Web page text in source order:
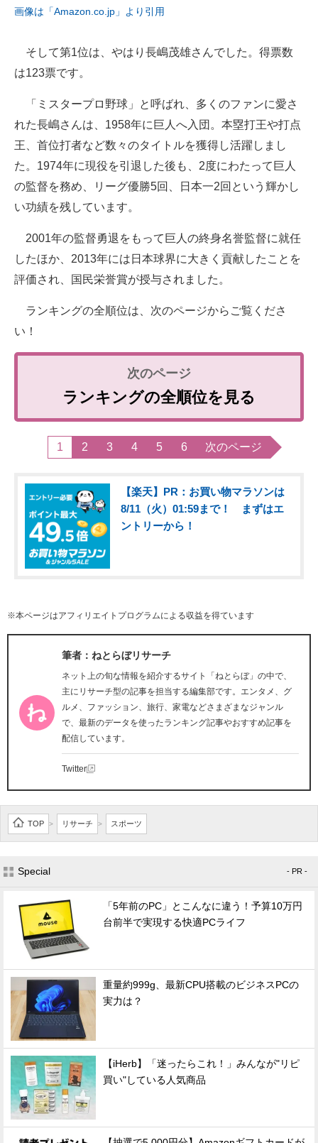
画像は「Amazon.co.jp」より引用
そして第1位は、やはり長嶋茂雄さんでした。得票数
は123票です。
「ミスタープロ野球」と呼ばれ、多くのファンに愛さ
れた長嶋さんは、1958年に巨人へ入団。本塁打王や打点
王、首位打者など数々のタイトルを獲得し活躍しまし
た。1974年に現役を引退した後も、2度にわたって巨人
の監督を務め、リーグ優勝5回、日本一2回という輝かし
い功績を残しています。
2001年の監督勇退をもって巨人の終身名誉監督に就任
したほか、2013年には日本球界に大きく貢献したことを
評価され、国民栄誉賞が授与されました。
ランキングの全順位は、次のページからご覧くださ
い！
ランキングの全順位を見る
1 2 3 4 5 6 次のページ
【楽天】PR：お買い物マラソンは
8/11（火）01:59まで！ まずはエ
ントリーから！
※本ページはアフィリエイトプログラムによる収益を得ています
筆者：ねとらぼリサーチ
ネット上の旬な情報を紹介するサイト「ねとらぼ」の中で、
主にリサーチ型の記事を担当する編集部です。エンタメ、グ
ルメ、ファッション、旅行、家電などさまざまなジャンル
で、最新のデータを使ったランキング記事やおすすめ記事を
配信しています。
Twitter
TOP > リサーチ > スポーツ
Special - PR -
「5年前のPC」とこんなに違う！予算10万円
台前半で実現する快適PCライフ
重量約999g、最新CPU搭載のビジネスPCの
実力は？
【iHerb】「迷ったらこれ！」みんなが"リピ
買い"している人気商品